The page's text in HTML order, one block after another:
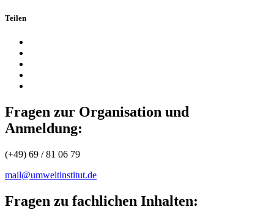
Teilen
Fragen zur Organisation und
Anmeldung:
(+49) 69 / 81 06 79
mail@umweltinstitut.de
Fragen zu fachlichen Inhalten: